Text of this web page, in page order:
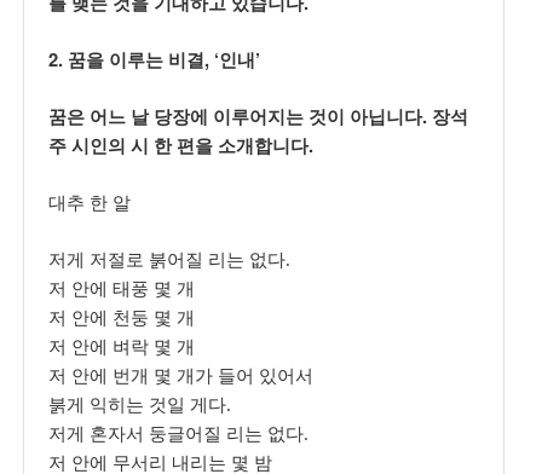
2. 꿈을 이루는 비결 , ‘인내 ’
꿈은 어느 날 당장에 이루어지는 것이 아닙니다. 장석
주 시인의 시 한 편을 소개합니다.
대추 한 알
저게 저절로 붉어질 리는 없다.
저 안에 태풍 몇 개
저 안에 천둥 몇 개
저 안에 벼락 몇 개
저 안에 번개 몇 개가 들어 있어서
붉게 익히는 것일 게다.
저게 혼자서 둥글어질 리는 없다.
저 안에 무서리 내리는 몇 밤